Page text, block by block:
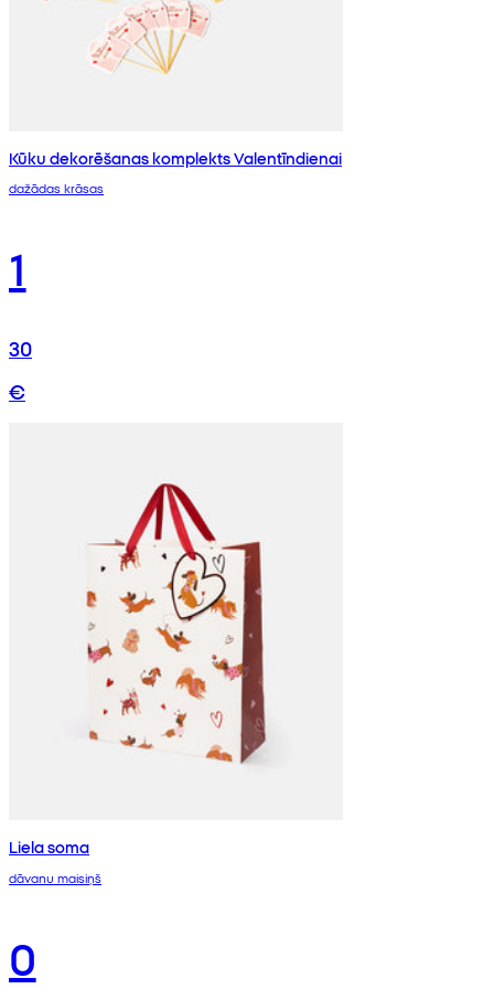
Kūku dekorēšanas komplekts Valentīndienai
dažādas krāsas
1
30
€
Liela soma
dāvanu maisiņš
0